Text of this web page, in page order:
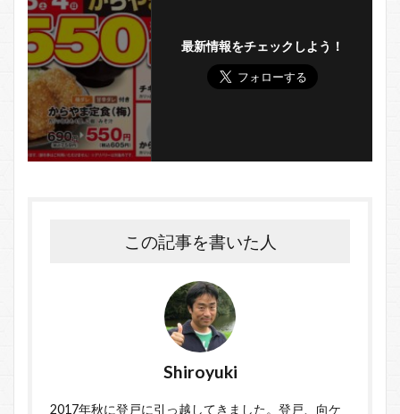
最新情報をチェックしよう！
この記事を書いた人
Shiroyuki
2017年秋に登戸に引っ越してきました。登戸、向ケ